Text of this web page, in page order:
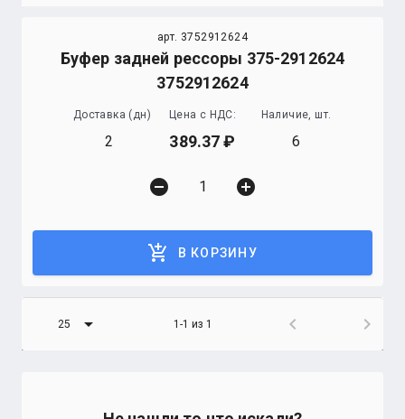
арт. 3752912624
Буфер задней рессоры 375-2912624
3752912624
Доставка (дн)
2
Цена с НДС:
389.37
Наличие, шт.
6
remove_circle add_circle
add_shopping_cart В КОРЗИНУ
25 arrow_drop_down 1-1 из 1 chevron_left chevron_right